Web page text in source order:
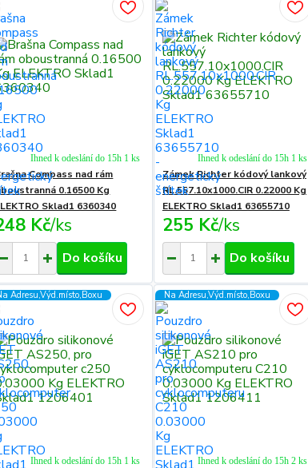
Compass nad rám
0.16500 Kg
Sklad1 6360340
Kč/ks
Ihned k odeslání do 15h 1 ks
Do košíku
Zámek Richter kódový lankový
RL.557.10x1000.CIR 0.22000 Kg
ELEKTRO Sklad1 63655710
255 Kč/ks
Ihned k odeslání do 15h 1 ks
Do košíku
Adresu,Výd.místo,Boxu
Ihned k odeslání do 15h 1 ks
Na Adresu,Výd.místo,Boxu
Ihned k odeslání do 15h 2 ks